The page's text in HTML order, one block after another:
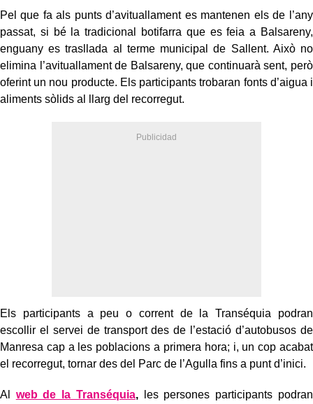
Pel que fa als punts d’avituallament es mantenen els de l’any
passat, si bé la tradicional botifarra que es feia a Balsareny,
enguany es trasllada al terme municipal de Sallent. Això no
elimina l’avituallament de Balsareny, que continuarà sent, però
oferint un nou producte. Els participants trobaran fonts d’aigua i
aliments sòlids al llarg del recorregut.
Els participants a peu o corrent de la Transéquia podran
escollir el servei de transport des de l’estació d’autobusos de
Manresa cap a les poblacions a primera hora; i, un cop acabat
el recorregut, tornar des del Parc de l’Agulla fins a punt d’inici.
Al web de la Transéquia,les persones participants podran